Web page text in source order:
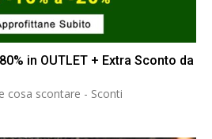
in OUTLET + Extra Sconto da
cosa scontare - Sconti